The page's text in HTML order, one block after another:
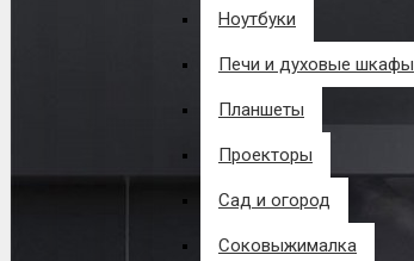
Ноутбуки
Печи и духовые шкафы
Планшеты
Проекторы
Сад и огород
Соковыжималка